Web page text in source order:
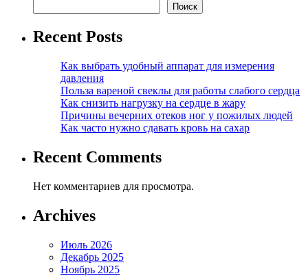
Поиск
Recent Posts
Как выбрать удобный аппарат для измерения
давления
Польза вареной свеклы для работы слабого сердца
Как снизить нагрузку на сердце в жару
Причины вечерних отеков ног у пожилых людей
Как часто нужно сдавать кровь на сахар
Recent Comments
Нет комментариев для просмотра.
Archives
Июль 2026
Декабрь 2025
Ноябрь 2025